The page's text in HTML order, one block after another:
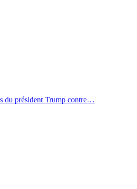
du président Trump contre…